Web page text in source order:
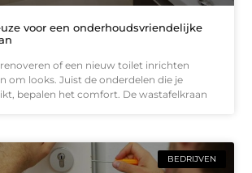
voor een onderhoudsvriendelijke
of een nieuw toilet inrichten
om looks. Juist de onderdelen die je
bepalen het comfort. De wastafelkraan
BEDRIJVEN